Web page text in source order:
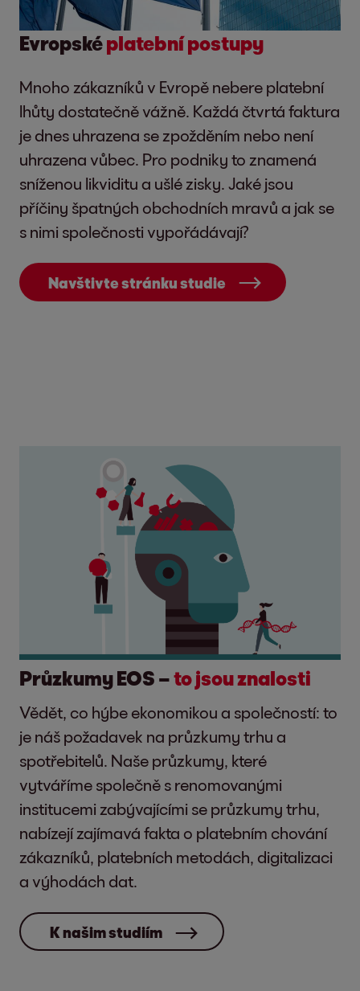
Evropsképlatební postupy
Mnoho zákazníků v Evropě nebere platební
lhůty dostatečně vážně. Každá čtvrtá faktura
je dnes uhrazena se zpožděním nebo není
uhrazena vůbec. Pro podniky to znamená
sníženou likviditu a ušlé zisky. Jaké jsou
příčiny špatných obchodních mravů a jak se
s nimi společnosti vypořádávají?
Navštivte stránku studie
Průzkumy EOS –to jsou znalosti
Vědět, co hýbe ekonomikou a společností: to
je náš požadavek na průzkumy trhu a
spotřebitelů. Naše průzkumy, které
vytváříme společně s renomovanými
institucemi zabývajícími se průzkumy trhu,
nabízejí zajímavá fakta o platebním chování
zákazníků, platebních metodách, digitalizaci
a výhodách dat.
K našim studiím